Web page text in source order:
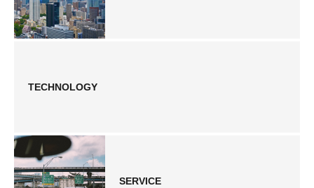
TECHNOLOGY
SERVICE